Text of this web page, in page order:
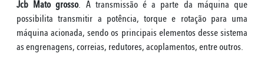
Jcb Mato grosso. A transmissão é a parte da máquina que
possibilita transmitir a potência, torque e rotação para uma
máquina acionada, sendo os principais elementos desse sistema
as engrenagens, correias, redutores, acoplamentos, entre outros.